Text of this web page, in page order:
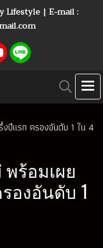
Lifestyle | E-mail :
งปีแรก ครองอันดับ 1 ใน 4
ร้อมเผย
องอันดับ 1